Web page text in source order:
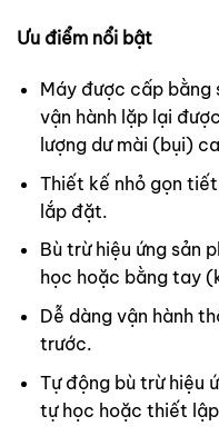
Ưu điểm nổi bật
Máy được cấp bằng
vận hành lặp lại
lượng dư mài (bụi)
Thiết kế nhỏ gọn
lắp đặt.
Bù trừ hiệu ứng sản
học hoặc bằng tay
Dễ dàng vận hành
trước.
Tự động bù trừ hiệu
tự học hoặc thiết